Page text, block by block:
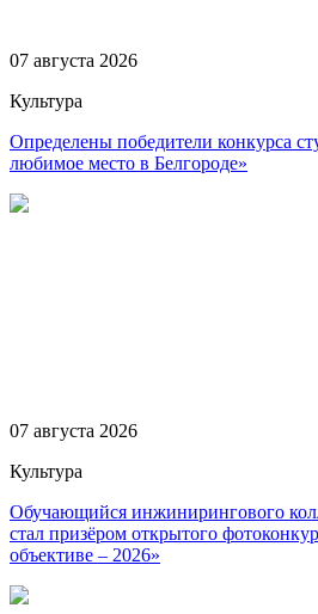
07 августа 2026
Культура
Определены победители конкурса
любимое место в Белгороде»
07 августа 2026
Культура
Обучающийся инжинирингового
стал призёром открытого
объективе – 2026»